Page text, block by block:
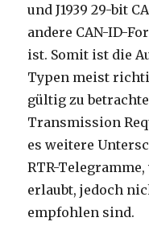
und J1939 29-bit
andere CAN-ID-
ist. Somit ist die
Typen meist
gültig zu
Transmission
es weitere
RTR-
erlaubt, jedoch
empfohlen sind.